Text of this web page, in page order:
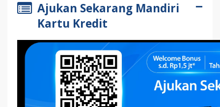
Ajukan Sekarang Mandiri
Kartu Kredit